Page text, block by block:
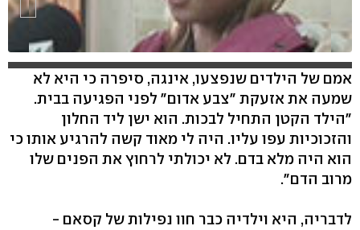
אמם של הילדים שנפצעו, אינגה, סיפרה כי היא לא
שמעה את אזעקת "צבע אדום" לפני הפגיעה בבית.
"הילד הקטן התחיל לבכות. הוא ישן ליד החלון
והזכוכיות עפו עליו. היה לי מאוד קשה להרגיע אותו כי
הוא היה מלא בדם. לא יכולתי לרחוץ את הפנים שלו
מרוב הדם".
לדבריה, היא וילדיה כבר חוו נפילות של קסאם -